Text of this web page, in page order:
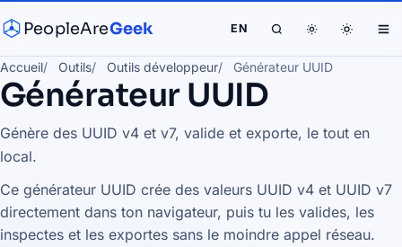
PeopleAreGeek EN
Accueil Outils Outils développeur Générateur UUID
Générateur UUID
Génère des UUID v4 et v7, valide et exporte, le tout en
local.
Ce générateur UUID crée des valeurs UUID v4 et UUID v7
directement dans ton navigateur, puis tu les valides, les
inspectes et les exportes sans le moindre appel réseau.